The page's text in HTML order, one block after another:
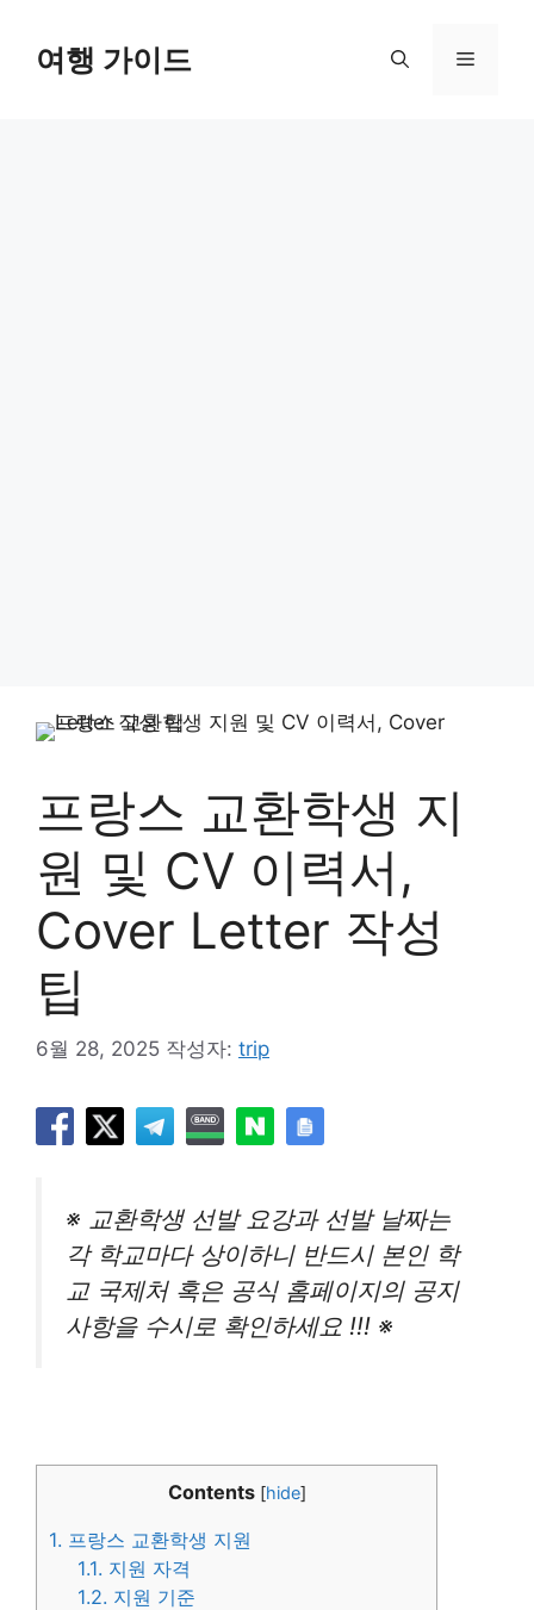
여행 가이드 메
프랑스 교환학생 지
원 및 CV 이력서,
Cover Letter 작성
팁
6월 28, 2025 작성자: trip
※ 교환학생 선발 요강과 선발 날짜는
각 학교마다 상이하니 반드시 본인 학
교 국제처 혹은 공식 홈페이지의 공지
사항을 수시로 확인하세요 !!! ※
Contents [hide]
1. 프랑스 교환학생 지원
1.1. 지원 자격
1.2. 지원 기준